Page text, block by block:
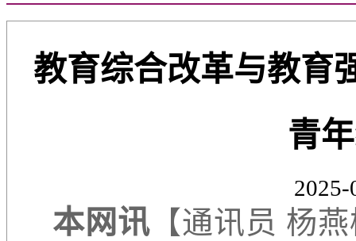
教育综合改革与教育
青
2025-
本网讯 【通讯员 杨